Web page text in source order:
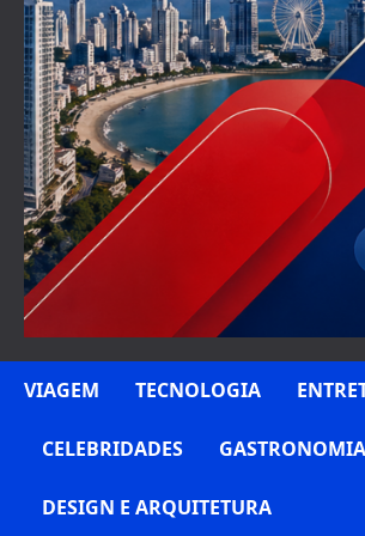
VIAGEM TECNOLOGIA
CELEBRIDADES GASTRONOMIA
DESIGN E ARQUITETURA